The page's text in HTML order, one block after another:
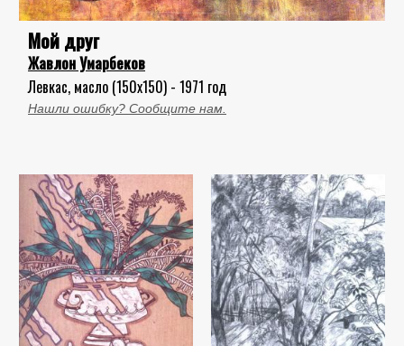
Мой друг
Жавлон Умарбеков
Левкас, масло (150x150) - 1971 год
Нашли ошибку? Сообщите нам.